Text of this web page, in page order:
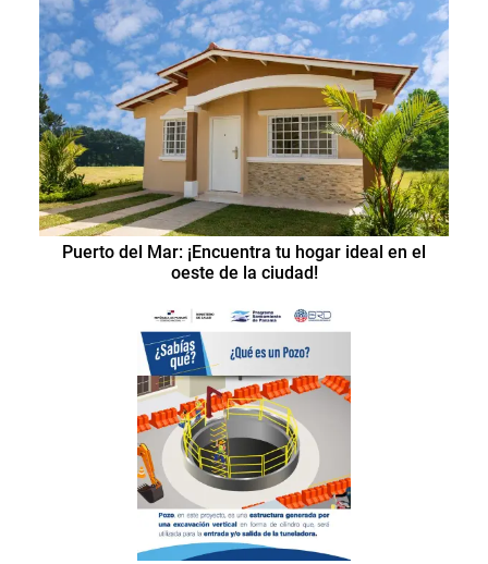
Puerto del Mar: ¡Encuentra tu hogar ideal en el
oeste de la ciudad!